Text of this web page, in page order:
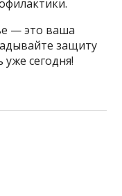
— это ваша
защиту
сегодня!